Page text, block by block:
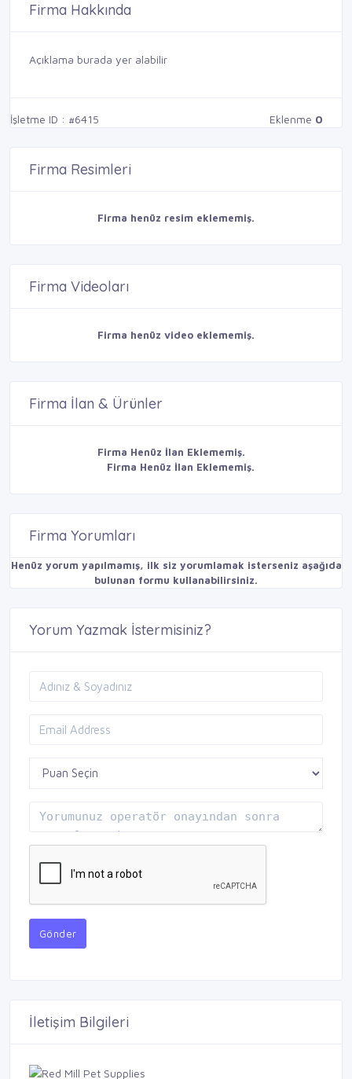
Firma Hakkında
Açıklama burada yer alabilir
İşletme ID : #6415 Eklenme 0
Firma Resimleri
Firma henüz resim eklememiş.
Firma Videoları
Firma henüz video eklememiş.
Firma İlan & Ürünler
Firma Henüz İlan Eklememiş.
Firma Henüz İlan Eklememiş.
Firma Yorumları
Henüz yorum yapılmamış, ilk siz yorumlamak isterseniz aşağıda
bulunan formu kullanabilirsiniz.
Yorum Yazmak İstermisiniz?
Gönder
İletişim Bilgileri